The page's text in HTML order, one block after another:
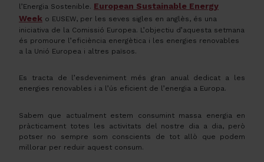
l’Energia Sostenible. European Sustainable Energy
Week o EUSEW, per les seves sigles en anglès, és una
iniciativa de la Comissió Europea. L’objectiu d’aquesta setmana
és promoure l’eficiència energètica i les energies renovables
a la Unió Europea i altres països.
Es tracta de l’esdeveniment més gran anual dedicat a les
energies renovables i a l’ús eficient de l’energia a Europa.
Sabem que actualment estem consumint massa energia en
pràcticament totes les activitats del nostre dia a dia, però
potser no sempre som conscients de tot allò que podem
millorar per reduir aquest consum.